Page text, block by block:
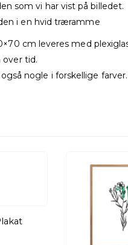
som vi har vist på billedet.
i en hvid træramme
cm leveres med
tid.
nogle i forskellige